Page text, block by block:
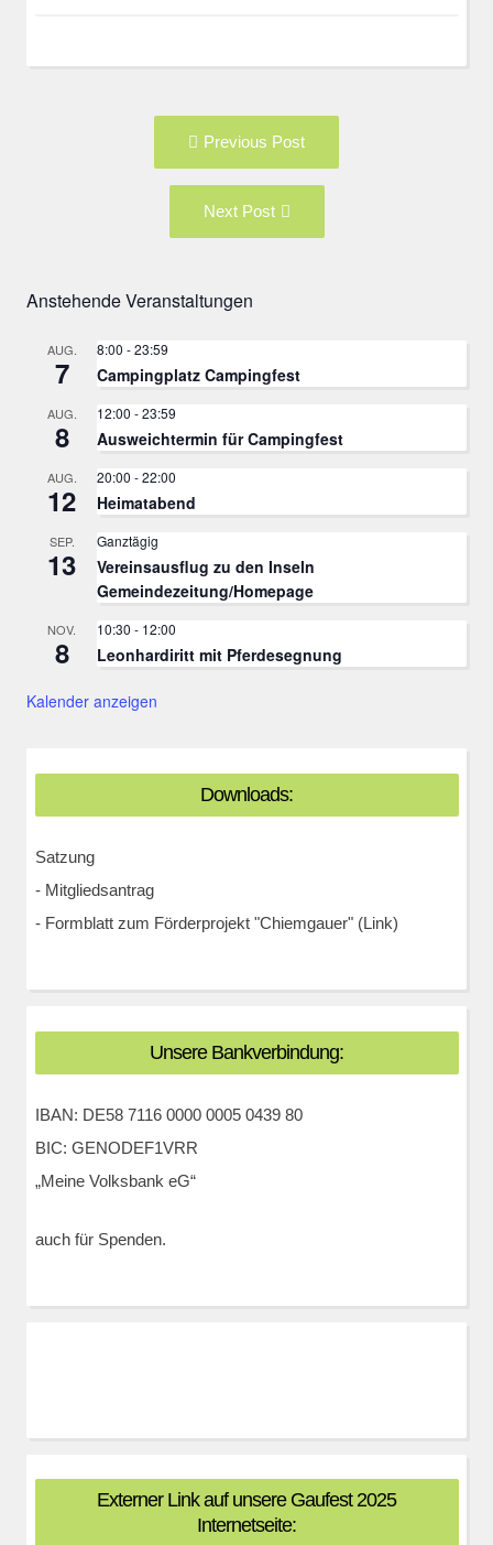
Previous Post
post:
Next Post
Post:
Anstehende Veranstaltungen
AUG.
7
8:00 -23:59
Campingplatz Campingfest
AUG.
8
12:00 -23:59
Ausweichtermin für Campingfest
AUG.
12
20:00 -22:00
Heimatabend
SEP.
13
Ganztägig
Vereinsausflug zu den Inseln
Gemeindezeitung/Homepage
NOV.
8
10:30 - 12:00
Leonhardiritt mit Pferdesegnung
Kalender anzeigen
Downloads:
Satzung
- Mitgliedsantrag
- Formblatt zum Förderprojekt "Chiemgauer" (Link)
Unsere Bankverbindung:
IBAN: DE58 7116 0000 0005 0439 80
BIC: GENODEF1VRR
„Meine Volksbank eG“
auch für Spenden.
Externer Link auf unsere Gaufest 2025
Internetseite: